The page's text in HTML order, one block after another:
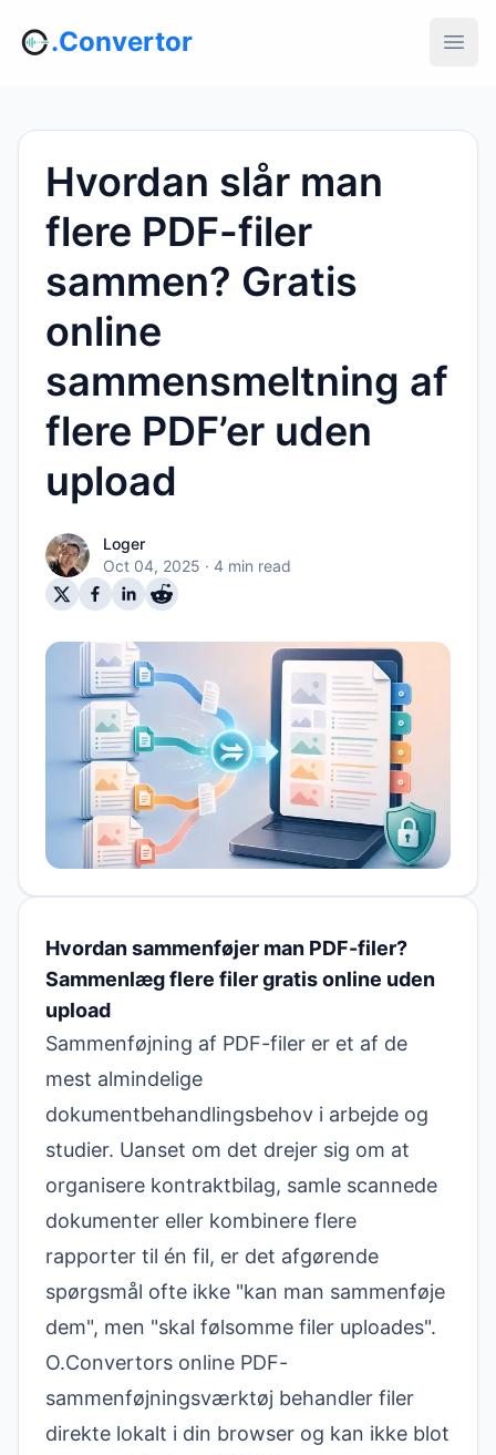
.Convertor
Hvordan slår man
flere PDF-filer
sammen? Gratis
online
sammensmeltning af
flere PDF’er uden
upload
Loger
Oct 04, 2025 · 4 min read
Hvordan sammenføjer man PDF-filer?
Sammenlæg flere filer gratis online uden
upload
Sammenføjning af PDF-filer er et af de
mest almindelige
dokumentbehandlingsbehov i arbejde og
studier. Uanset om det drejer sig om at
organisere kontraktbilag, samle scannede
dokumenter eller kombinere flere
rapporter til én fil, er det afgørende
spørgsmål ofte ikke "kan man sammenføje
dem", men "skal følsomme filer uploades".
O.Convertors online PDF-
sammenføjningsværktøj behandler filer
direkte lokalt i din browser og kan ikke blot